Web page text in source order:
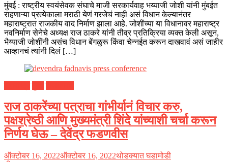
मुंबई : राष्ट्रीय स्वयंसेवक संघाचे माजी सरकार्यवाह भय्याजी जोशी यांनी मुंबईत
राहणाऱ्या प्रत्येकाला मराठी येणं गरजेचं नाही असं विधान केल्यानंतर
महाराष्ट्रात राजकीय वाद निर्माण झाला आहे. जोशींच्या या विधानावर महाराष्ट्र
नवनिर्माण सेनेचे अध्यक्ष राज ठाकरे यांनी तीव्र प्रतिक्रिया व्यक्त केली असून,
भैय्याजी जोशींनी असंच विधान बेंगळुरू किंवा चेन्नईत करून दाखवावं असं जाहीर
आव्हानचं त्यांनी दिलं […]
राज ठाकरेंच्या पत्राचा गांभीर्यानं विचार करु,
पक्षश्रेष्ठी आणि मुख्यमंत्री शिंदे यांच्याशी चर्चा करून
निर्णय घेऊ – देवेंद्र फडणवीस
ऑक्टोबर 16, 2022ऑक्टोबर 16, 2022थोडक्यात घडामोडी